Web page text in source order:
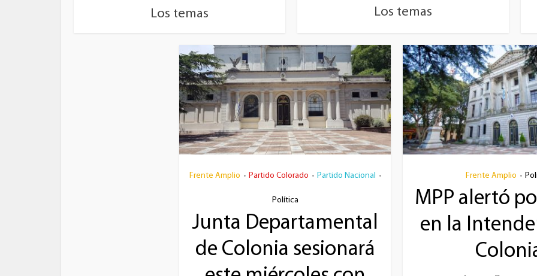
Los temas
Los temas
Frente Amplio • Partido Colorado • Partido Nacional •
Política
Junta Departamental
de Colonia sesionará
Frente Amplio •
MPP alertó
en la